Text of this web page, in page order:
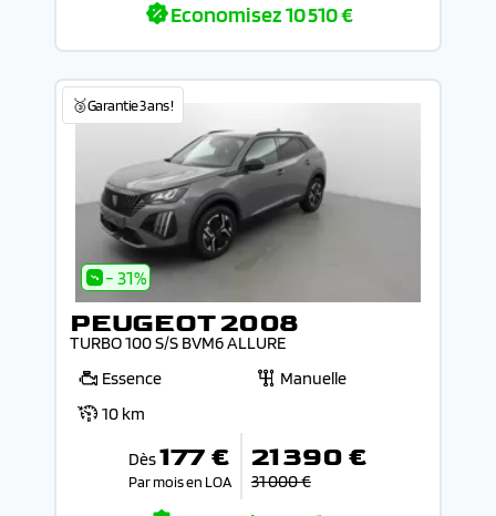
Economisez10 510 €
🥉Garantie 3 ans !
- 31%
PEUGEOT 2008
TURBO 100 S/S BVM6 ALLURE
Essence
Manuelle
10 km
Dès177 €
Par mois en LOA
21 390 €
31 000 €